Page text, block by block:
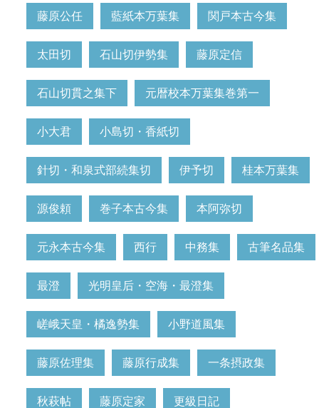
藤原公任 藍紙本万葉集 関戸本古今集
太田切 石山切伊勢集 藤原定信
石山切貫之集下 元暦校本万葉集巻第一
小大君 小島切・香紙切
針切・和泉式部続集切 伊予切 桂本万葉集
源俊頼 巻子本古今集 本阿弥切
元永本古今集 西行 中務集 古筆名品集
最澄 光明皇后・空海・最澄集
嵯峨天皇・橘逸勢集 小野道風集
藤原佐理集 藤原行成集 一条摂政集
秋萩帖 藤原定家 更級日記